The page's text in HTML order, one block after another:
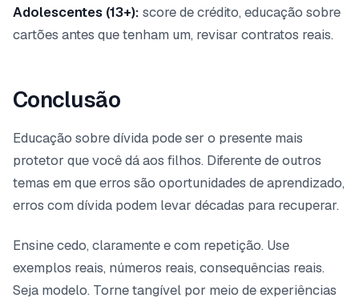
Adolescentes (13+): score de crédito, educação sobre
cartões antes que tenham um, revisar contratos reais.
Conclusão
Educação sobre dívida pode ser o presente mais
protetor que você dá aos filhos. Diferente de outros
temas em que erros são oportunidades de aprendizado,
erros com dívida podem levar décadas para recuperar.
Ensine cedo, claramente e com repetição. Use
exemplos reais, números reais, consequências reais.
Seja modelo. Torne tangível por meio de experiências